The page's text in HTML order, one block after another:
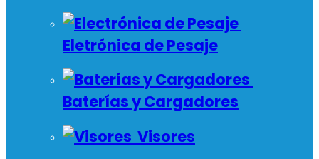
Eletrónica de Pesaje
Baterías y Cargadores
Visores